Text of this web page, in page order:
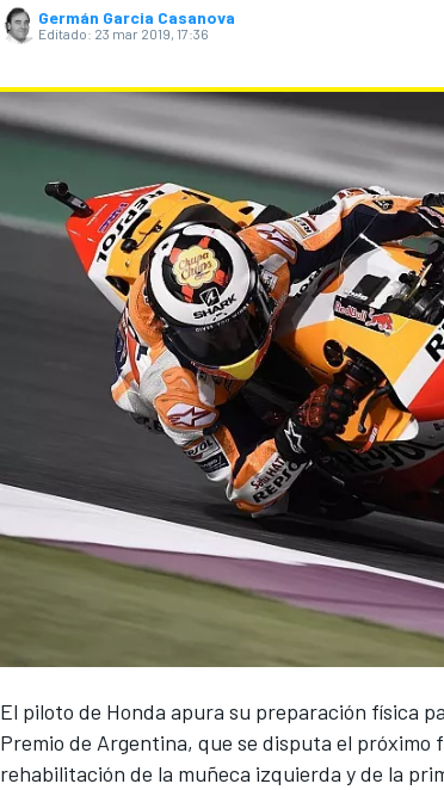
Germán Garcia Casanova
Editado: 23 mar 2019, 17:36
El piloto de Honda apura su preparación física
Premio de Argentina, que se disputa el próximo
rehabilitación de la muñeca izquierda y de la